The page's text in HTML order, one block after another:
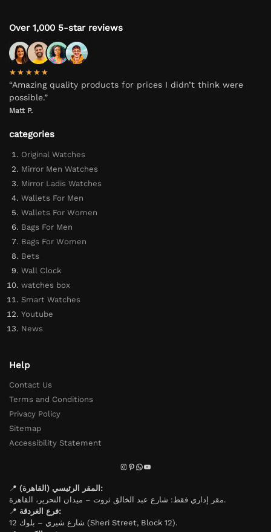
Over 1,000 5-star reviews
★★★★★
“Amazing quality products for prices I didn’t think were
possible.”
Matt P.
categories
Original Watches
Mirror Men Watches
Mirror Ladis Watches
Wallets For Men
Wallets For Women
Bags For Men
Bags For Women
Bets
Wall Clock
watches box
Smart Watches
Youtube
News
Help
Contact Us
Terms and Conditions
Privacy Policy
Sitemap
Accessibility Statement
📍
المقر الرئيسي (القاهرة):
مقر إداري فقط: شارع عبد الخالق ثروت – ميدان التحرير، القاهرة.
📍
فرع الغردقة:
شارع شيري – بلوك 12 (Sheri Street, Block 12).